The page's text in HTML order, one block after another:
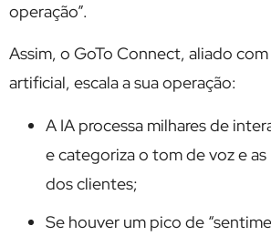
operação”.
Assim, o GoTo Connect, aliado
artificial, escala a sua operação:
A IA processa milhares de
e categoriza o tom de voz e
dos clientes;
Se houver um pico de